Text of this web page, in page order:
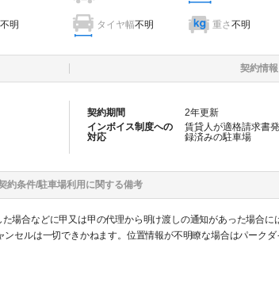
不明 タイヤ幅不明 重さ不明
契約情報
契約期間 2年更新
インボイス制度への
対応
賃貸人が適格請求書
録済みの駐車場
約条件/駐車場利用に関する備考
場合などに甲又は甲の代理から明け渡しの通知があった場合
セルは一切できかねます。位置情報が不明瞭な場合はパークダ